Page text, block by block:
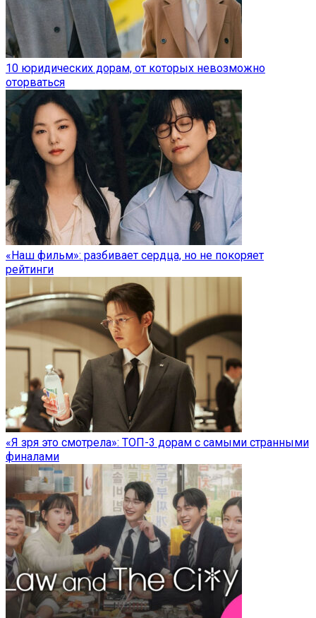
10 юридических дорам, от которых невозможно
оторваться
«Наш фильм»: разбивает сердца, но не покоряет
рейтинги
«Я зря это смотрела»: ТОП-3 дорам с самыми странными
финалами